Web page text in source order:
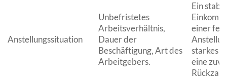
Anstellungssituation
Unbefristetes
Arbeitsverhältnis,
Dauer der
Beschäftigung, Art des
Arbeitgebers.
Ein
einer
starkes
eine